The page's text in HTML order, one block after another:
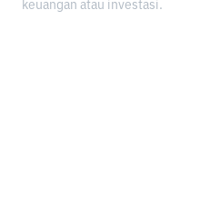
keuangan atau investasi.